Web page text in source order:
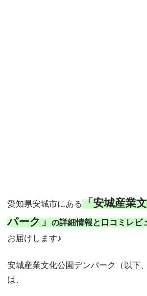
愛知県安城市にある「安城産業
パーク」の詳細情報と⼝コミレビ
お届けします♪
安城産業文化公園デンパーク（以下
は、